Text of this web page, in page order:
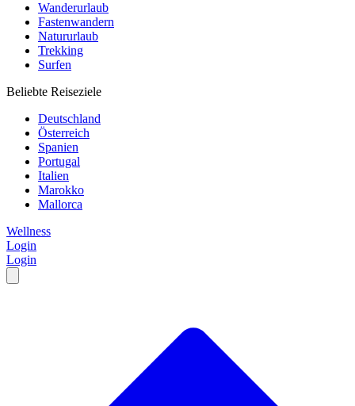
Wanderurlaub
Fastenwandern
Natururlaub
Trekking
Surfen
Beliebte Reiseziele
Deutschland
Österreich
Spanien
Portugal
Italien
Marokko
Mallorca
Wellness
Login
Login